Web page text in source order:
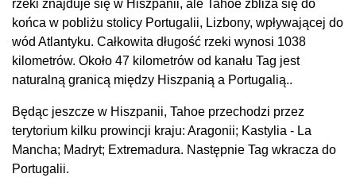
rzeki znajduje się w Hiszpanii, ale Tahoe zbliża się do
końca w pobliżu stolicy Portugalii, Lizbony, wpływającej do
wód Atlantyku. Całkowita długość rzeki wynosi 1038
kilometrów. Około 47 kilometrów od kanału Tag jest
naturalną granicą między Hiszpanią a Portugalią..
Będąc jeszcze w Hiszpanii, Tahoe przechodzi przez
terytorium kilku prowincji kraju: Aragonii; Kastylia - La
Mancha; Madryt; Extremadura. Następnie Tag wkracza do
Portugalii.